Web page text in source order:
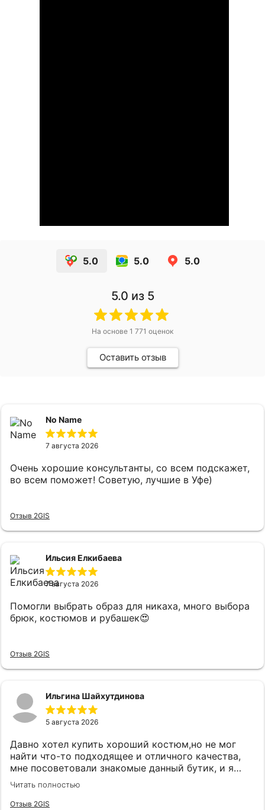
5.0 5.0 5.0
5.0 из 5
На основе 1 771 оценок
Оставить отзыв
No Name
7 августа 2026
Очень хорошие консультанты, со всем подскажет,
во всем поможет! Советую, лучшие в Уфе)
Отзыв 2GIS
Ильсия Елкибаева
7 августа 2026
Помогли выбрать образ для никаха, много выбора
брюк, костюмов и рубашек😍
Отзыв 2GIS
Ильгина Шайхутдинова
5 августа 2026
Давно хотел купить хороший костюм,но не мог
найти что-то подходящее и отличного качества,
мне посоветовали знакомые данный бутик, и я
удивился огромному выбору костюмов и при этом
качественного.Как зашел консультант Карина
встретила очень вежливо и сразу
Читать полностью
Отзыв 2GIS